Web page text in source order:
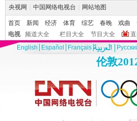
央视网 中国网络电视台 网站地图
首页 新闻 经济 体育 综艺 春晚 戏曲
电视
频道大全 栏目大全 节目大全
English
Español Français
伦敦